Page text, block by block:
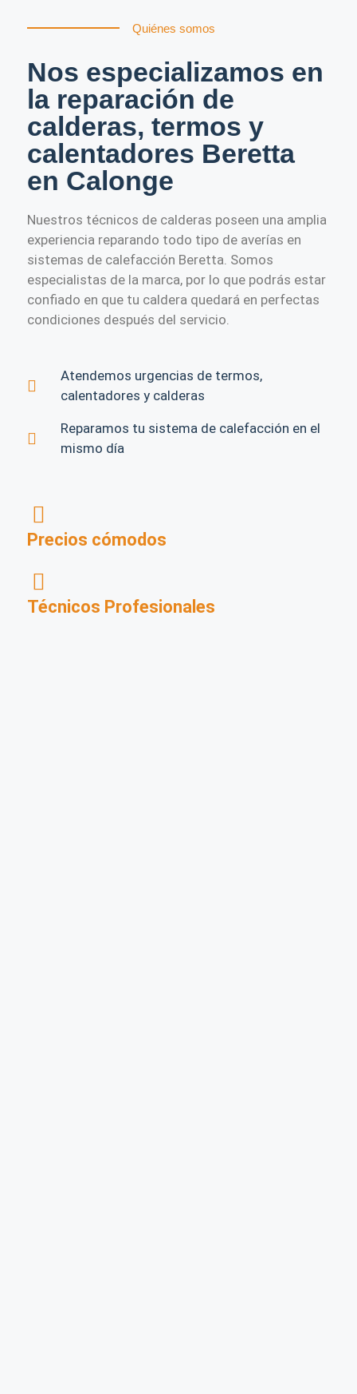
Quiénes somos
Nos especializamos en
la reparación de
calderas, termos y
calentadores Beretta
en Calonge
Nuestros técnicos de calderas poseen una amplia
experiencia reparando todo tipo de averías en
sistemas de calefacción Beretta. Somos
especialistas de la marca, por lo que podrás estar
confiado en que tu caldera quedará en perfectas
condiciones después del servicio.
Atendemos urgencias de termos,
calentadores y calderas
Reparamos tu sistema de calefacción en el
mismo día
Precios cómodos
Técnicos Profesionales